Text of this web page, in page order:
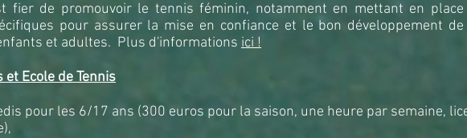
fier de promouvoir le tennis féminin, notamment en mettant en
écifiques pour assurer la mise en confiance et le bon développement
et adultes. Plus d'informations ici !
Ecole de Tennis
pour les 6/17 ans (300 euros pour la saison, une heure par semaine,